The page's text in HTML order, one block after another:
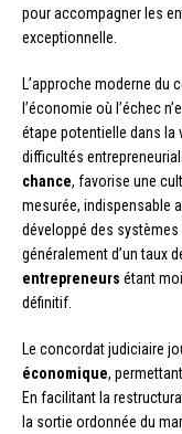
pour accompagner les
exceptionnelle.
L’approche moderne du
l’économie où l’échec
étape potentielle dans la
difficultés
chance, favorise une
mesurée, indispensable
développé des
généralement d’un taux
entrepreneurs étant
définitif.
Le concordat judiciaire
économique,
En facilitant la
la sortie ordonnée du